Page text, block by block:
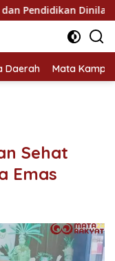
2045
Daerah Mata
Sehat
Emas